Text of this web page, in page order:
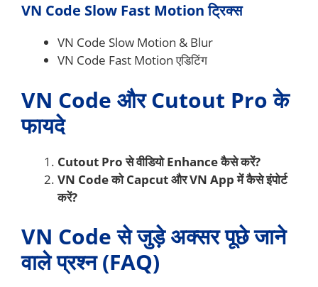
VN Code Slow Fast Motion ट्रिक्स
VN Code Slow Motion & Blur
VN Code Fast Motion एडिटिंग
VN Code और Cutout Pro के
फायदे
Cutout Pro से वीडियो Enhance कैसे करें?
VN Code को Capcut और VN App में कैसे इंपोर्ट
करें?
VN Code से जुड़े अक्सर पूछे जाने
वाले प्रश्न (FAQ)